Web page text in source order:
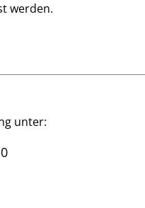
werden.
unter: